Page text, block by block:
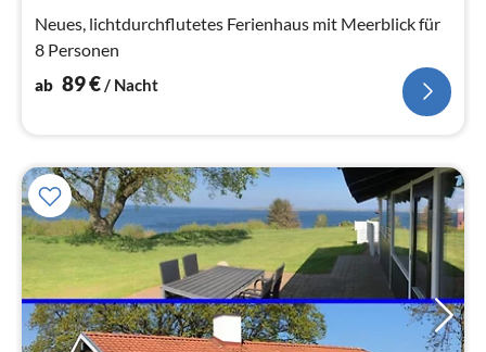
Neues, lichtdurchflutetes Ferienhaus mit Meerblick für
8 Personen
ab 89€/ Nacht